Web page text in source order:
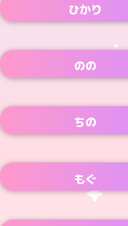
ひかり
のの
ちの
もぐ